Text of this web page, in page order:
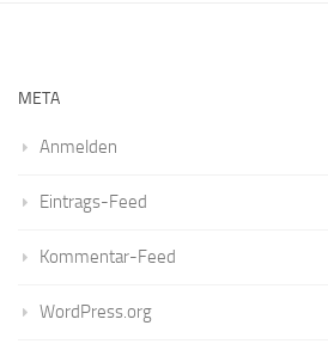
META
Anmelden
Eintrags-Feed
Kommentar-Feed
WordPress.org